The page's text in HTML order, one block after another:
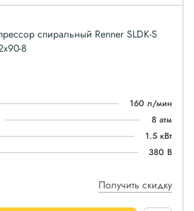
спиральный Renner SLDK-S
8
160 л/мин
8 атм
1.5 кВт
380 В
Получить скидку